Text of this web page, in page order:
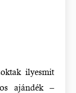
ilyesmit
ajándék –